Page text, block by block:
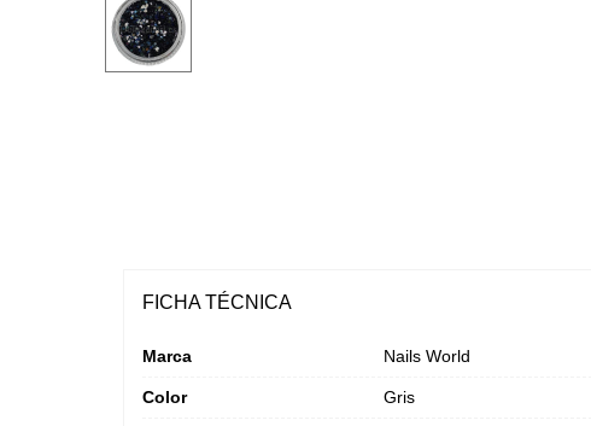
FICHA TÉCNICA
Marca Nails World
Color Gris